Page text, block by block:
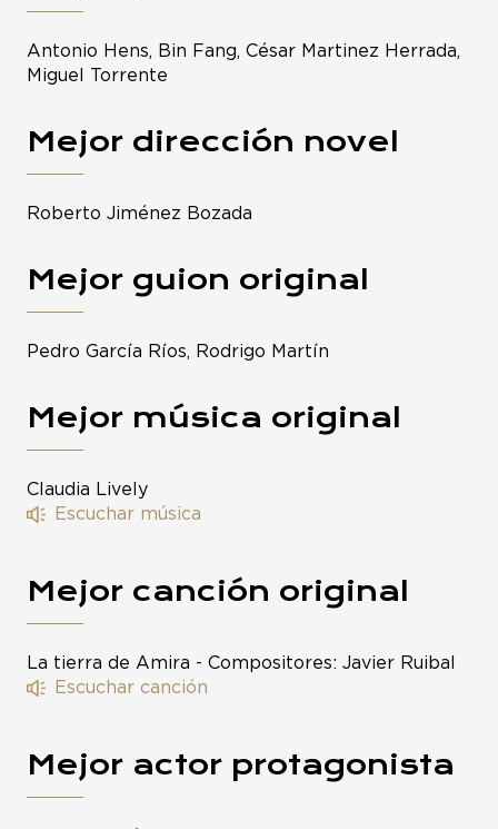
Antonio Hens, Bin Fang, César Martinez Herrada,
Miguel Torrente
Mejor dirección novel
Roberto Jiménez Bozada
Mejor guion original
Pedro García Ríos, Rodrigo Martín
Mejor música original
Claudia Lively
Escuchar música
Mejor canción original
La tierra de Amira - Compositores: Javier Ruibal
Escuchar canción
Mejor actor protagonista